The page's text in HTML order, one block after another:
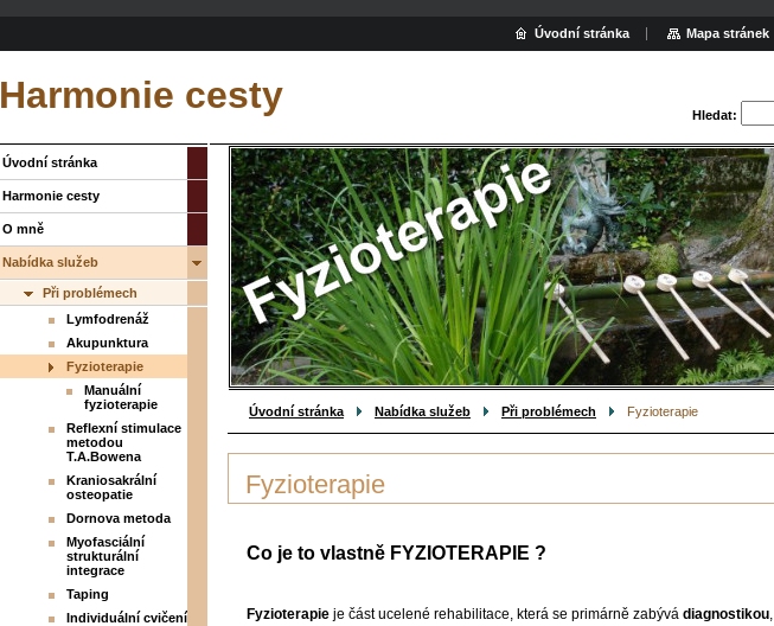
Harmonie cesty Hledat:
Úvodní stránka Nabídka služeb Při problémech Fyzioterapie
Fyzioterapie
Co je to vlastně FYZIOTERAPIE ?
Fyzioterapie je část ucelené rehabilitace, která se primárně zabývá diagnostikou,
Úvodní stránka
Harmonie cesty
O mně
Nabídka služeb
Při problémech
Lymfodrenáž
Akupunktura
Fyzioterapie
Manuální
fyzioterapie
Reflexní stimulace
metodou
T.A.Bowena
Kraniosakrální
osteopatie
Dornova metoda
Myofasciální
strukturální
integrace
Taping
Individuální cvičení
Úvodní stránka Mapa stránek